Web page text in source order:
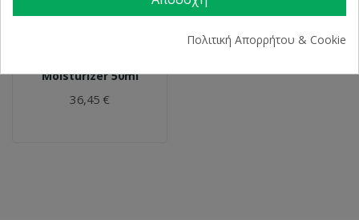
Moisturizer 50ml
36,45 €
Πολιτική Απορρήτου & Cookie